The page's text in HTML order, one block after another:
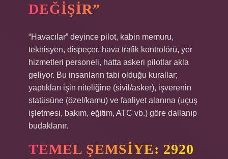
DEĞIŞIR”
“Havacılar” deyince pilot, kabin memuru,
teknisyen, dispeçer, hava trafik kontrolörü, yer
hizmetleri personeli, hatta askeri pilotlar akla
geliyor. Bu insanların tabi olduğu kurallar;
yaptıkları işin niteliğine (sivil/asker), işverenin
statüsüne (özel/kamu) ve faaliyet alanına (uçuş
işletmesi, bakım, eğitim, ATC vb.) göre dallanıp
budaklanır.
TEMEL ŞEMSIYE: 2920